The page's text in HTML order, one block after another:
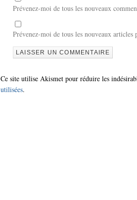
Prévenez-moi de tous les nouveaux
Prévenez-moi de tous les nouveaux articles
Ce site utilise Akismet pour réduire les
utilisées.